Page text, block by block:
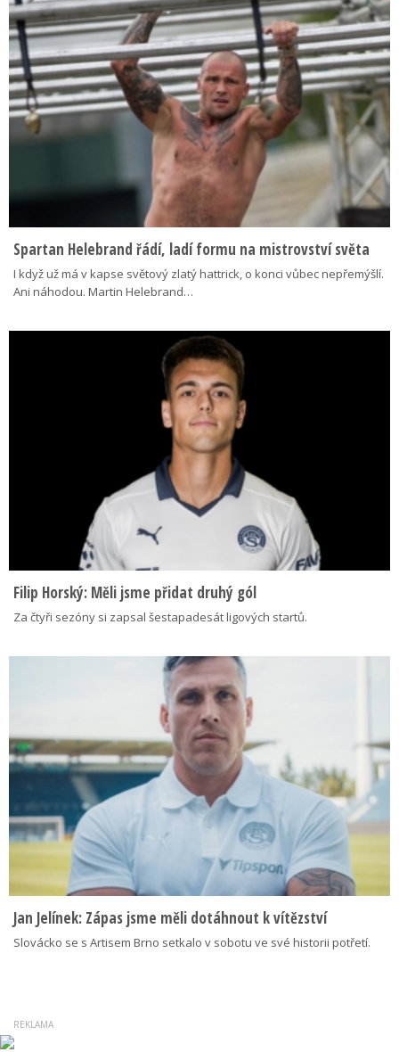
Spartan Helebrand řádí, ladí formu na mistrovství světa
I když už má v kapse světový zlatý hattrick, o konci vůbec nepřemýšlí.
Ani náhodou. Martin Helebrand…
Filip Horský: Měli jsme přidat druhý gól
Za čtyři sezóny si zapsal šestapadesát ligových startů.
Jan Jelínek: Zápas jsme měli dotáhnout k vítězství
Slovácko se s Artisem Brno setkalo v sobotu ve své historii potřetí.